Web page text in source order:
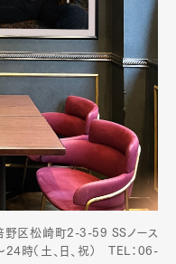
区松崎町2-3-59 SSノース
時（土、日、祝） TEL：06-